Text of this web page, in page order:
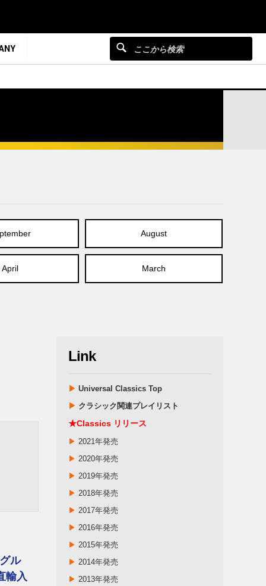
August
April March
ル
輸入
Link
▶ Universal Classics Top
▶ クラシック関連プレイリスト
★Classics リリース
▶ 2021年発売
▶ 2020年発売
▶ 2019年発売
▶ 2018年発売
▶ 2017年発売
▶ 2016年発売
▶ 2015年発売
▶ 2014年発売
▶ 2013年発売